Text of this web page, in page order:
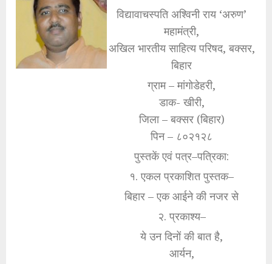
विद्यावाचस्पति अश्विनी राय ‘अरुण’
महामंत्री,
अखिल भारतीय साहित्य परिषद, बक्सर,
बिहार
ग्राम – मांगोडेहरी,
डाक- खीरी,
जिला – बक्सर (बिहार)
पिन – ८०२१२८
पुस्तकें एवं पत्र–पत्रिका:
१. एकल प्रकाशित पुस्तक–
बिहार – एक आईने की नजर से
२. प्रकाश्य–
ये उन दिनों की बात है,
आर्यन,